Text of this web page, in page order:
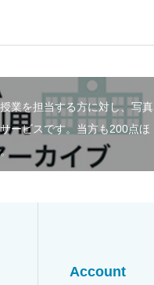
業を担当する方に対し、写真
ービスです。当方も200点ほ
Account